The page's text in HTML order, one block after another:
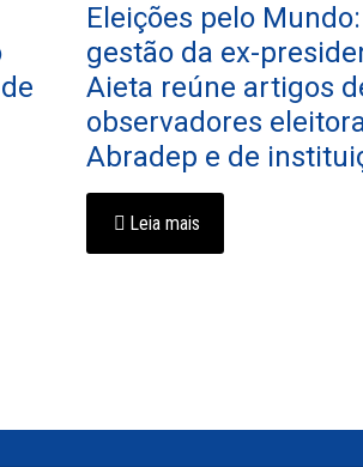
Eleições pelo
gestão da ex-
Aieta reúne artigos
observadores
Abradep e de
Leia mais